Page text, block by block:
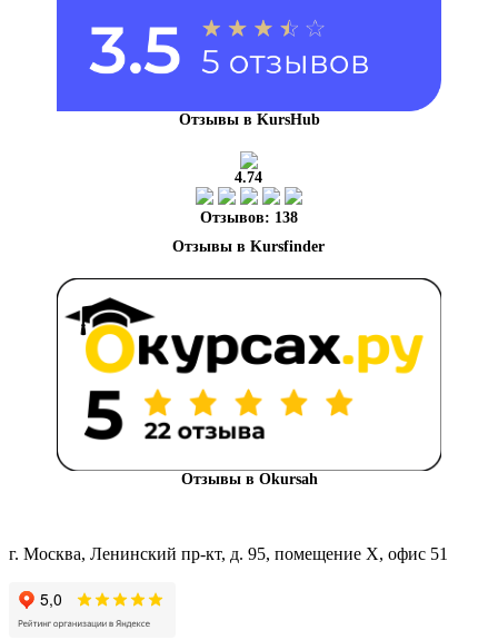
Отзывы в KursHub
4.74
Отзывов: 138
Отзывы в Okursah
г. Москва, Ленинский пр-кт, д. 95, помещение Х, офис 51